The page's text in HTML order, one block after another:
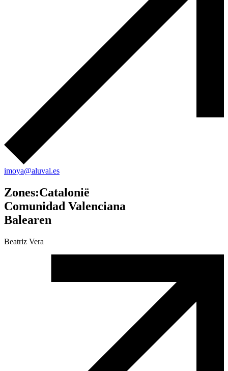
imoya@aluval.es
Zones:Catalonië
Comunidad Valenciana
Balearen
Beatriz Vera